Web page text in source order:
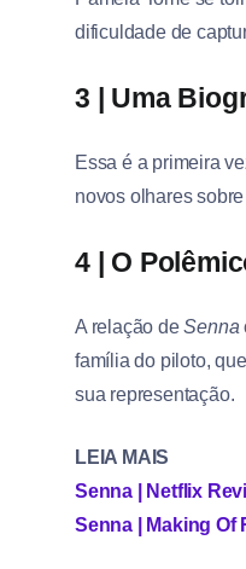
dificuldade de
3 | Uma
Essa é a primeira
novos olhares
4 | O
A relação deSenna
família do piloto,
sua representação.
LEIA MAIS
Senna | Netflix
Senna | Making Of